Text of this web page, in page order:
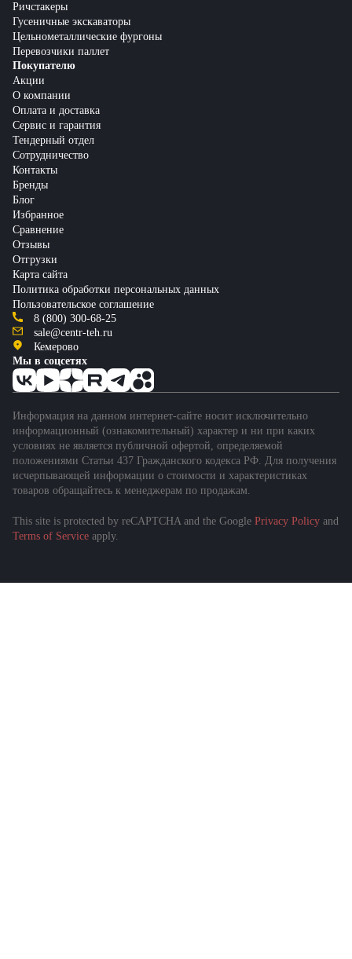
Ричстакеры
Гусеничные экскаваторы
Цельнометаллические фургоны
Перевозчики паллет
Покупателю
Акции
О компании
Оплата и доставка
Сервис и гарантия
Тендерный отдел
Сотрудничество
Контакты
Бренды
Блог
Избранное
Сравнение
Отзывы
Отгрузки
Карта сайта
Политика обработки персональных данных
Пользовательское соглашение
8 (800) 300-68-25
sale@centr-teh.ru
Кемерово
Мы в соцсетях
Информация на данном интернет-сайте носит исключительно
информационный (ознакомительный) характер и ни при каких
условиях не является публичной офертой, определяемой
положениями Статьи 437 Гражданского кодекса РФ. Для получения
исчерпывающей информации о стоимости и характеристиках
товаров обращайтесь к менеджерам по продажам.
This site is protected by reCAPTCHA and the Google Privacy Policy and
Terms of Service apply.